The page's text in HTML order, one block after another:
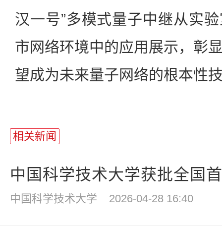
汉一号”多模式量子中继从实
市网络环境中的应用展示，彰
望成为未来量子网络的根本性
相关新闻
中国科学技术大学获批全国
中国科学技术大学 2026-04-28 16:40